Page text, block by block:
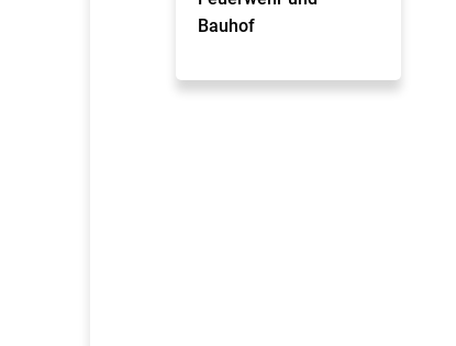
Bauhof